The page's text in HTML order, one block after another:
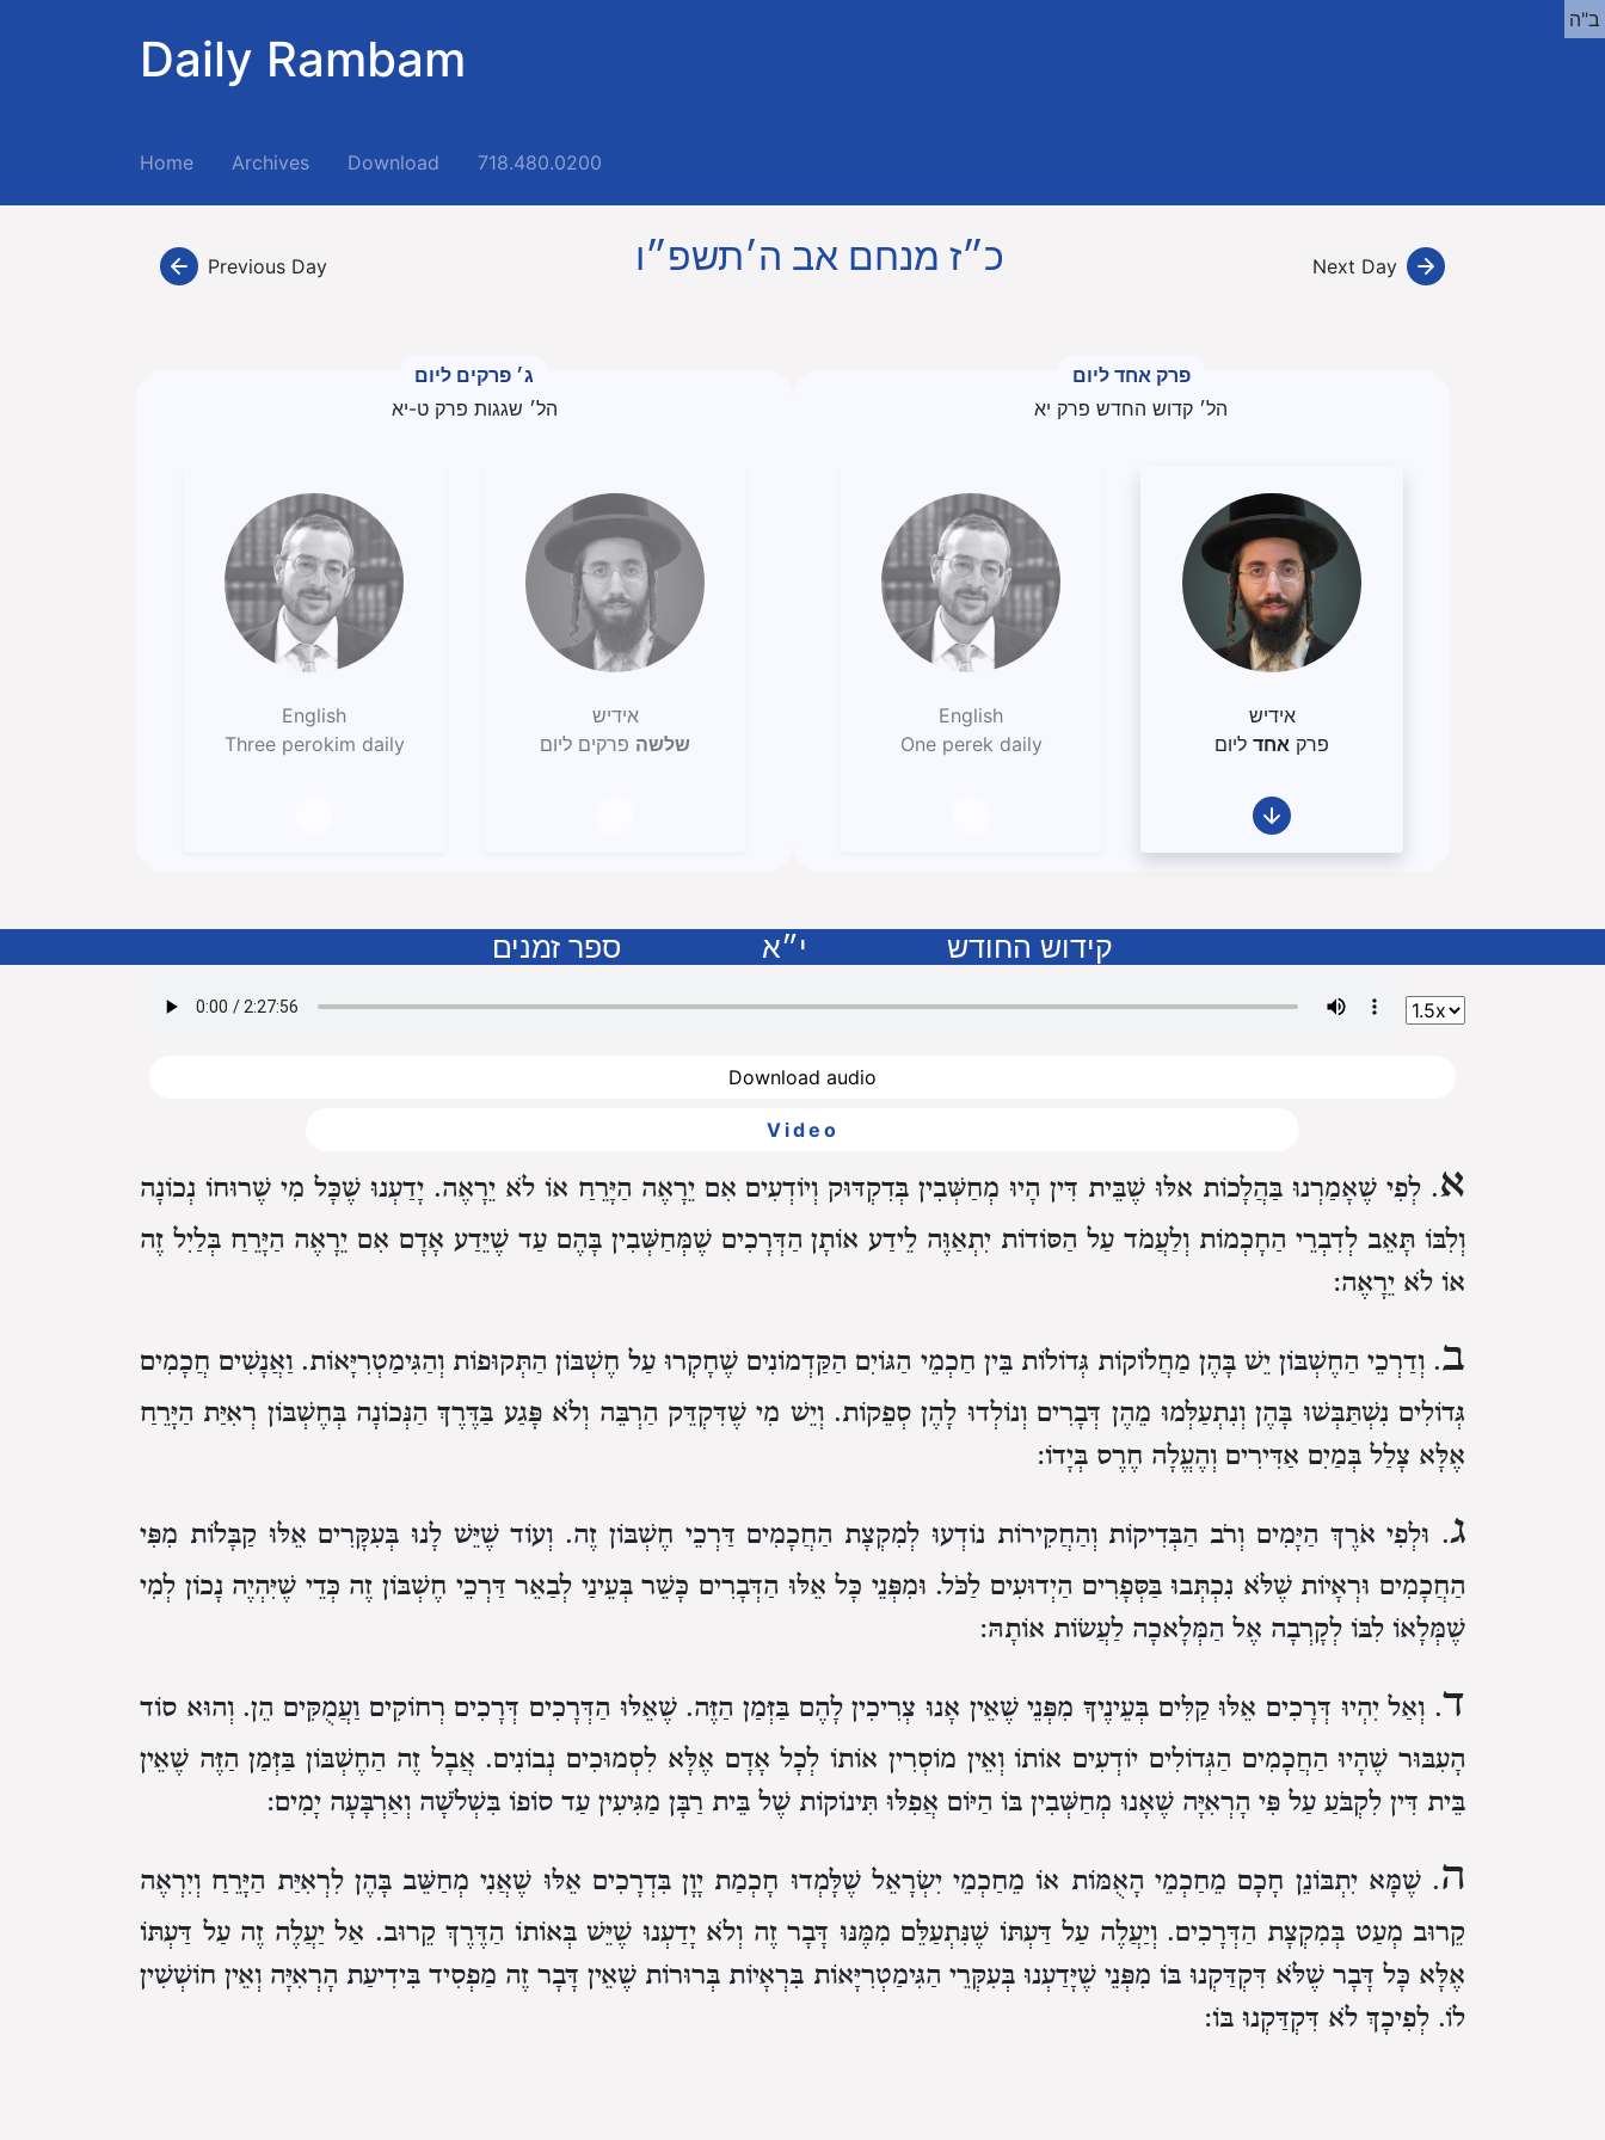
Daily Rambam
Home(current)Archives Download 718.480.0200
ב"ה
Previous Day כ״ז מנחם אב ה׳תשפ״ו Next Day
ג׳ פרקים ליום
הל׳ שגגות פרק ט-יא
אידיש
שלשה פרקים ליום
English
Three perokim daily
פרק אחד ליום
הל׳ קדוש החדש פרק יא
אידיש
פרק אחד ליום
English
One perek daily
קידוש החודש י״א ספר זמנים
Download audio
Video
א. לְפִי שֶׁאָמַרְנוּ בַּהֲלָכוֹת אלּוּ שֶׁבֵּית דִּין הָיוּ מְחַשְּׁבִין בְּדִקְדּוּק וְיוֹדְעִים אִם יֵרָאֶה הַיָּרֵחַ אוֹ לֹא יֵרָאֶה. יָדַעְנוּ שֶׁכָּל מִי שֶׁרוּחוֹ נְכוֹנָה
וְלִבּוֹ תָּאֵב לְדִבְרֵי הַחָכְמוֹת וְלַעֲמֹד עַל הַסּוֹדוֹת יִתְאַוֶּה לֵידַע אוֹתָן הַדְּרָכִים שֶׁמְּחַשְּׁבִין בָּהֶם עַד שֶׁיֵּדַע אָדָם אִם יֵרָאֶה הַיָּרֵחַ בְּלַיִל זֶה
אוֹ לֹא יֵרָאֶה:
ב. וְדַרְכֵי הַחֶשְׁבּוֹן יֵשׁ בָּהֶן מַחֲלוֹקוֹת גְּדוֹלוֹת בֵּין חַכְמֵי הַגּוֹיִם הַקַּדְמוֹנִים שֶׁחָקְרוּ עַל חֶשְׁבּוֹן הַתְּקוּפוֹת וְהַגִּימַטְרִיָּאוֹת. וַאֲנָשִׁים חֲכָמִים
גְּדוֹלִים נִשְׁתַּבְּשׁוּ בָּהֶן וְנִתְעַלְּמוּ מֵהֶן דְּבָרִים וְנוֹלְדוּ לָהֶן סְפֵקוֹת. וְיֵשׁ מִי שֶׁדִּקְדֵּק הַרְבֵּה וְלֹא פָּגַע בַּדֶּרֶךְ הַנְּכוֹנָה בְּחֶשְׁבּוֹן רְאִיַּת הַיָּרֵחַ
אֶלָּא צָלַל בְּמַיִם אַדִּירִים וְהֶעֱלָה חֶרֶס בְּיָדוֹ:
ג. וּלְפִי אֹרֶךְ הַיָּמִים וְרֹב הַבְּדִיקוֹת וְהַחֲקִירוֹת נוֹדְעוּ לְמִקְצָת הַחֲכָמִים דַּרְכֵי חֶשְׁבּוֹן זֶה. וְעוֹד שֶׁיֵּשׁ לָנוּ בְּעִקָּרִים אֵלּוּ קַבָּלוֹת מִפִּי
הַחֲכָמִים וּרְאָיוֹת שֶׁלֹּא נִכְתְּבוּ בַּסְּפָרִים הַיְדוּעִים לַכֹּל. וּמִפְּנֵי כָּל אֵלּוּ הַדְּבָרִים כָּשֵׁר בְּעֵינַי לְבַאֵר דַּרְכֵי חֶשְׁבּוֹן זֶה כְּדֵי שֶׁיִּהְיֶה נָכוֹן לְמִי
שֶׁמְּלָאוֹ לִבּוֹ לְקָרְבָה אֶל הַמְּלָאכָה לַעֲשׂוֹת אוֹתָהּ:
ד. וְאַל יִהְיוּ דְּרָכִים אֵלּוּ קַלִּים בְּעֵינֶיךָ מִפְּנֵי שֶׁאֵין אָנוּ צְרִיכִין לָהֶם בַּזְּמַן הַזֶּה. שֶׁאֵלּוּ הַדְּרָכִים דְּרָכִים רְחוֹקִים וַעֲמֻקִּים הֵן. וְהוּא סוֹד
הָעִבּוּר שֶׁהָיוּ הַחֲכָמִים הַגְּדוֹלִים יוֹדְעִים אוֹתוֹ וְאֵין מוֹסְרִין אוֹתוֹ לְכָל אָדָם אֶלָּא לִסְמוּכִים נְבוֹנִים. אֲבָל זֶה הַחֶשְׁבּוֹן בַּזְּמַן הַזֶּה שֶׁאֵין
בֵּית דִּין לִקְבֹּעַ עַל פִּי הָרְאִיָּה שֶׁאָנוּ מְחַשְּׁבִין בּוֹ הַיּוֹם אֲפִלּוּ תִּינוֹקוֹת שֶׁל בֵּית רַבָּן מַגִּיעִין עַד סוֹפוֹ בִּשְׁלֹשָׁה וְאַרְבָּעָה יָמִים:
ה. שֶׁמָּא יִתְבּוֹנֵן חָכָם מֵחַכְמֵי הָאֻמּוֹת אוֹ מֵחַכְמֵי יִשְׂרָאֵל שֶׁלָּמְדוּ חָכְמַת יָוָן בִּדְרָכִים אֵלּוּ שֶׁאֲנִי מְחַשֵּׁב בָּהֶן לִרְאִיַּת הַיָּרֵחַ וְיִרְאֶה
קֵרוּב מְעַט בְּמִקְצָת הַדְּרָכִים. וְיַעֲלֶה עַל דַּעְתּוֹ שֶׁנִּתְעַלֵּם מִמֶּנּוּ דָּבָר זֶה וְלֹא יָדַעְנוּ שֶׁיֵּשׁ בְּאוֹתוֹ הַדֶּרֶךְ קֵרוּב. אַל יַעֲלֶה זֶה עַל דַּעְתּוֹ
אֶלָּא כָּל דָּבָר שֶׁלֹּא דִּקְדַּקְנוּ בּוֹ מִפְּנֵי שֶׁיָּדַעְנוּ בְּעִקְּרֵי הַגִּימַטְרִיָּאוֹת בִּרְאָיוֹת בְּרוּרוֹת שֶׁאֵין דָּבָר זֶה מַפְסִיד בִּידִיעַת הָרְאִיָּה וְאֵין חוֹשְׁשִׁין
לוֹ. לְפִיכָךְ לֹא דִּקְדַּקְנוּ בּוֹ: